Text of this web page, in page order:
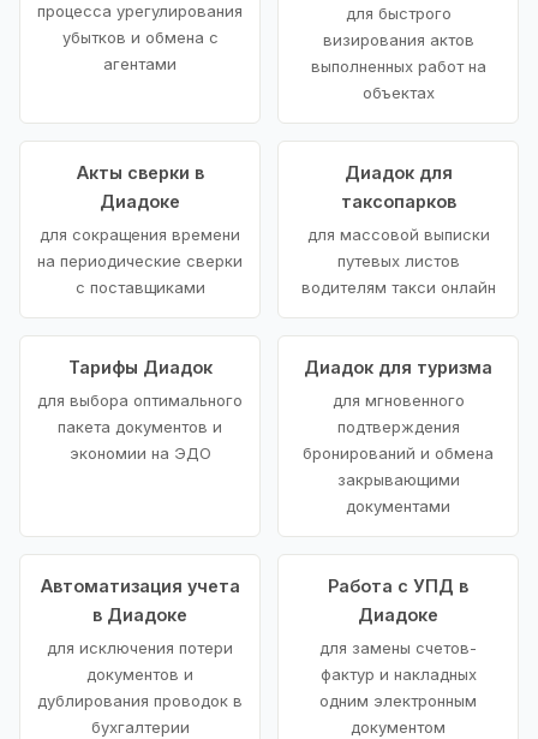
процесса урегулирования
убытков и обмена с
агентами
для быстрого
визирования актов
выполненных работ на
объектах
Акты сверки в
Диадоке
для сокращения времени
на периодические сверки
с поставщиками
Диадок для
таксопарков
для массовой выписки
путевых листов
водителям такси онлайн
Тарифы Диадок
для выбора оптимального
пакета документов и
экономии на ЭДО
Диадок для туризма
для мгновенного
подтверждения
бронирований и обмена
закрывающими
документами
Автоматизация учета
в Диадоке
для исключения потери
документов и
дублирования проводок в
бухгалтерии
Работа с УПД в
Диадоке
для замены счетов-
фактур и накладных
одним электронным
документом